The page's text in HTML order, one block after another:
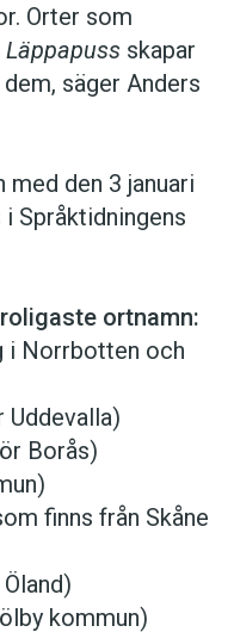
Orter som
Läppapuss skapar
säger Anders
den 3 januari
Språktidningens
ortnamn:
i Norrbotten och
Uddevalla)
Borås)
finns från Skåne
kommun)